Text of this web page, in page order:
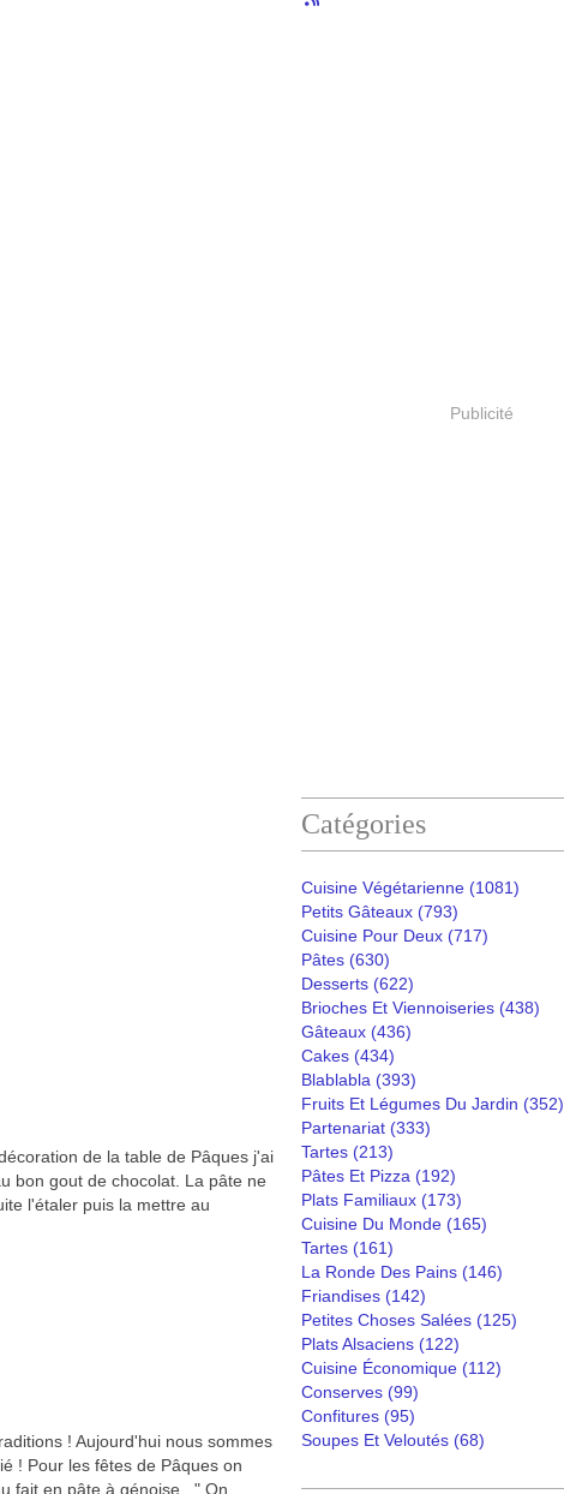
de la table de Pâques j'ai
bon gout de chocolat. La pâte ne
l'étaler puis la mettre au
! Aujourd'hui nous sommes
! Pour les fêtes de Pâques on
fait en pâte à génoise . " On
Publicité
Catégories
Cuisine Végétarienne (1081)
Petits Gâteaux (793)
Cuisine Pour Deux (717)
Pâtes (630)
Desserts (622)
Brioches Et Viennoiseries (438)
Gâteaux (436)
Cakes (434)
Blablabla (393)
Fruits Et Légumes Du Jardin (352)
Partenariat (333)
Tartes (213)
Pâtes Et Pizza (192)
Plats Familiaux (173)
Cuisine Du Monde (165)
Tartes (161)
La Ronde Des Pains (146)
Friandises (142)
Petites Choses Salées (125)
Plats Alsaciens (122)
Cuisine Économique (112)
Conserves (99)
Confitures (95)
Soupes Et Veloutés (68)